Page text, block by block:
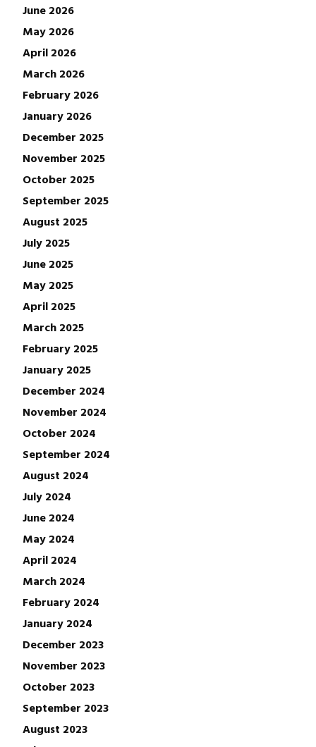
June 2026
May 2026
April 2026
March 2026
February 2026
January 2026
December 2025
November 2025
October 2025
September 2025
August 2025
July 2025
June 2025
May 2025
April 2025
March 2025
February 2025
January 2025
December 2024
November 2024
October 2024
September 2024
August 2024
July 2024
June 2024
May 2024
April 2024
March 2024
February 2024
January 2024
December 2023
November 2023
October 2023
September 2023
August 2023